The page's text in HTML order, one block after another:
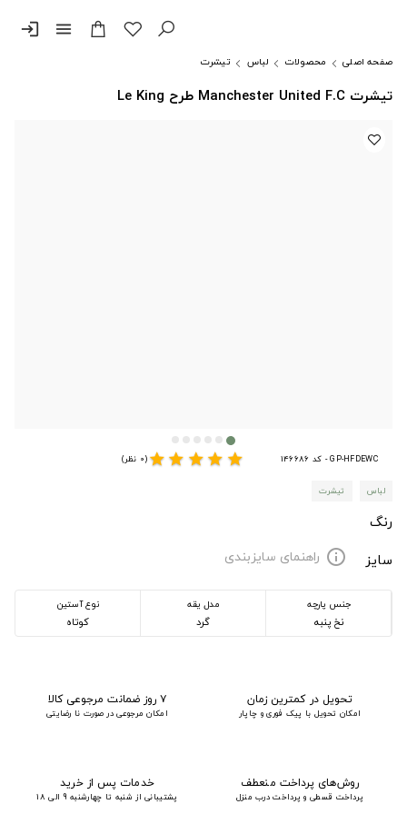
menu
login
صفحه اصلی محصولات لباس تیشرت
تیشرت Manchester United F.C طرح Le King
GP-HFDEWC - کد 146686 star
star
star
star
star(0 نظر)
لباس تیشرت
رنگ
سایز
info راهنمای سایزبندی
جنس پارچه
نخ پنبه
مدل یقه
گرد
نوع آستین
کوتاه
تحویل در کمترین زمان
امکان تحویل با پیک فوری و چاپار
۷ روز ضمانت مرجوعی کالا
امکان مرجوعی در صورت نا رضایتی
روش‌های پرداخت منعطف
پرداخت قسطی و پرداخت درب منزل
خدمات پس از خرید
پشتیبانی از شنبه تا چهارشنبه 9 الی 18